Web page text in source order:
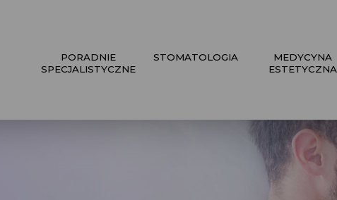
PORADNIE
SPECJALISTYCZNE
STOMATOLOGIA
MEDYCYNA
ESTETYCZNA